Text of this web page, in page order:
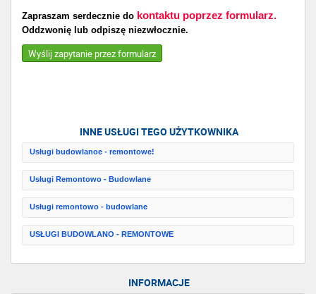
Zapraszam serdecznie do kontaktu poprzez formularz.
Oddzwonię lub odpiszę niezwłocznie.
Wyślij zapytanie przez formularz
INNE USŁUGI TEGO UŻYTKOWNIKA
Usługi budowlanoe - remontowe!
Usługi Remontowo - Budowlane
Usługi remontowo - budowlane
USŁUGI BUDOWLANO - REMONTOWE
INFORMACJE